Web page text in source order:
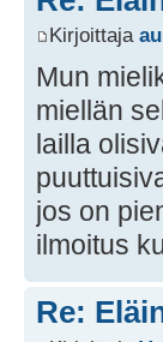
Kirjoittaja
Mun
miellän
lailla
jos on
ilmoitus
Re: